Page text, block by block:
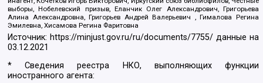
выборы, Нобелевский призыв, Еланчик Олег Александрович, Григорьева
Алина Александровна, Григорьев Андрей Валерьевич , Гималова Регина
Эмилевна, Хисамова Регина Фаритовна
Источник: https://minjust.gov.ru/ru/documents/7755/ данные на
03.12.2021
* Сведения реестра НКО, выполняющих функции
иностранного агента: